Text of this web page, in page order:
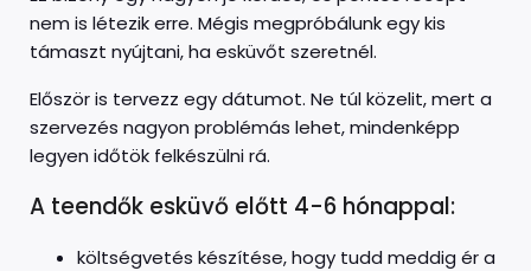
nem is létezik erre. Mégis megpróbálunk egy kis
támaszt nyújtani, ha esküvőt szeretnél.
Először is tervezz egy dátumot. Ne túl közelit, mert a
szervezés nagyon problémás lehet, mindenképp
legyen időtök felkészülni rá.
A teendők esküvő előtt 4-6 hónappal:
költségvetés készítése, hogy tudd meddig ér a